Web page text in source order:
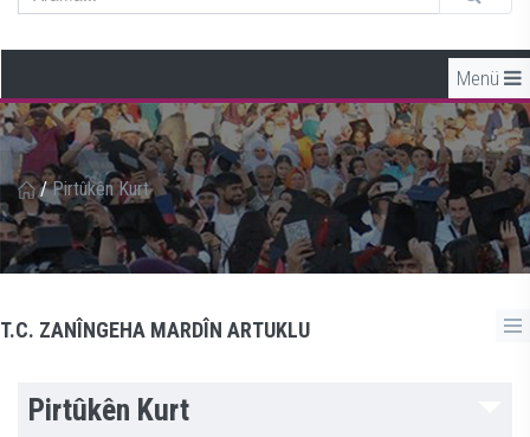
Menü
/ Pirtûkên Kurt
T.C. ZANÎNGEHA MARDÎN ARTUKLU
Pirtûkên Kurt